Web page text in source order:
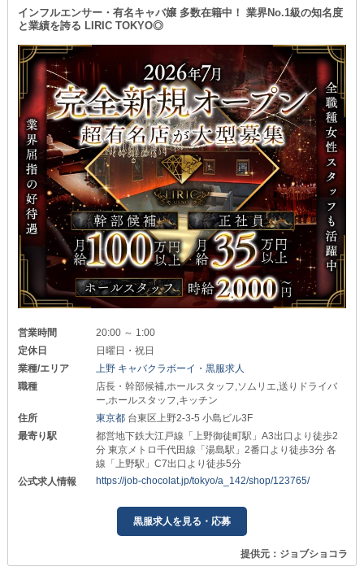
インフルエンサー・有名キャバ嬢 多数在籍中！ 業界No.1級の知名度
と業績を誇る LIRIC TOKYO◎
営業時間
20:00 ～ 1:00
定休日
日曜日・祝日
業種/エリア
上野 キャバクラボーイ・黒服求人
職種
店長・幹部候補,ホールスタッフ,ソムリエ,送りドライバ
ー,ホールスタッフ,キッチン
住所
東京都 台東区上野2-3-5 小島ビル3F
最寄り駅
都営地下鉄大江戸線「上野御徒町駅」A3出口より徒歩2
分 東京メトロ千代田線「湯島駅」2番口より徒歩3分 各
線「上野駅」C7出口より徒歩5分
公式求人情報
https://job-chocolat.jp/tokyo/a_142/shop/123765/
黒服求人を見る・応募
提供元：ジョブショコラ